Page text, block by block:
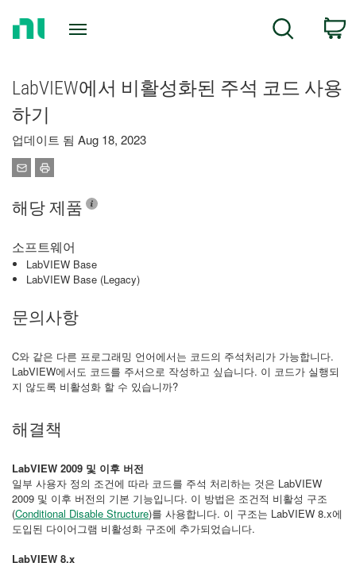
Search
LabVIEW에서 비활성화된 주석 코드 사용
하기
업데이트 됨 Aug 18, 2023
해당 제품
소프트웨어
LabVIEW Base
LabVIEW Base (Legacy)
문의사항
C와 같은 다른 프로그래밍 언어에서는 코드의 주석처리가 가능합니다.
LabVIEW에서도 코드를 주서으로 작성하고 싶습니다. 이 코드가 실행되
지 않도록 비활성화 할 수 있습니까?
해결책
LabVIEW 2009 및 이후 버전
일부 사용자 정의 조건에 따라 코드를 주석 처리하는 것은 LabVIEW
2009 및 이후 버전의 기본 기능입니다. 이 방법은 조건적 비활성 구조
(Conditional Disable Structure)를 사용합니다. 이 구조는 LabVIEW 8.x에
도입된 다이어그램 비활성화 구조에 추가되었습니다.
LabVIEW 8.x